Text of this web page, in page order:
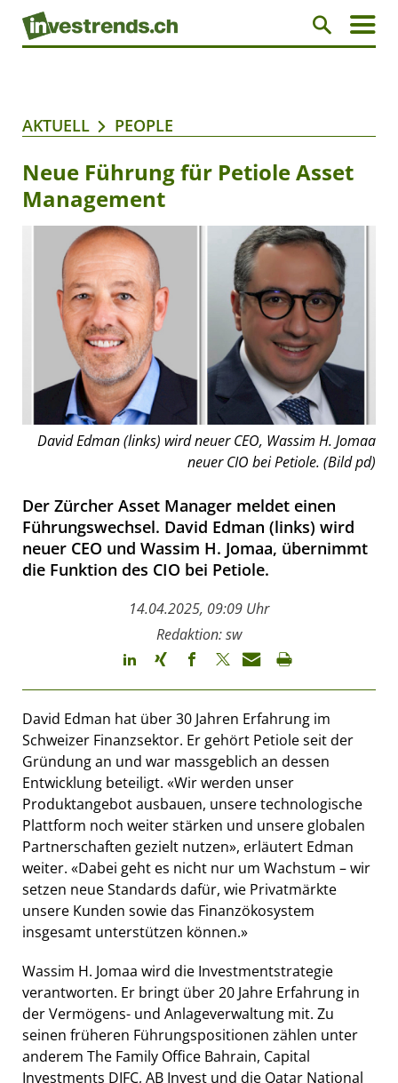
AKTUELL PEOPLE
Neue Führung für Petiole Asset
Management
David Edman (links) wird neuer CEO, Wassim H. Jomaa
neuer CIO bei Petiole. (Bild pd)
Der Zürcher Asset Manager meldet einen
Führungswechsel. David Edman (links) wird
neuer CEO und Wassim H. Jomaa, übernimmt
die Funktion des CIO bei Petiole.
14.04.2025, 09:09 Uhr
Redaktion: sw
David Edman hat über 30 Jahren Erfahrung im
Schweizer Finanzsektor. Er gehört Petiole seit der
Gründung an und war massgeblich an dessen
Entwicklung beteiligt. «Wir werden unser
Produktangebot ausbauen, unsere technologische
Plattform noch weiter stärken und unsere globalen
Partnerschaften gezielt nutzen», erläutert Edman
weiter. «Dabei geht es nicht nur um Wachstum – wir
setzen neue Standards dafür, wie Privatmärkte
unsere Kunden sowie das Finanzökosystem
insgesamt unterstützen können.»
Wassim H. Jomaa wird die Investmentstrategie
verantworten. Er bringt über 20 Jahre Erfahrung in
der Vermögens- und Anlageverwaltung mit. Zu
seinen früheren Führungspositionen zählen unter
anderem The Family Office Bahrain, Capital
Investments DIFC, AB Invest und die Qatar National